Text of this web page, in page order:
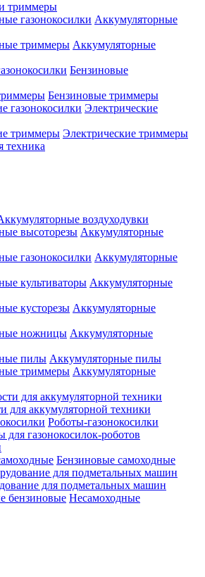
триммеры
Аккумуляторные
Аккумуляторные
Бензиновые
Бензиновые триммеры
Электрические
Электрические триммеры
техника
воздуходувки
Аккумуляторные
Аккумуляторные
Аккумуляторные
Аккумуляторные
Аккумуляторные
Аккумуляторные пилы
Аккумуляторные
для аккумуляторной техники
Роботы-газонокосилки
для газонокосилок-роботов
Бензиновые самоходные
для подметальных машин
Несамоходные